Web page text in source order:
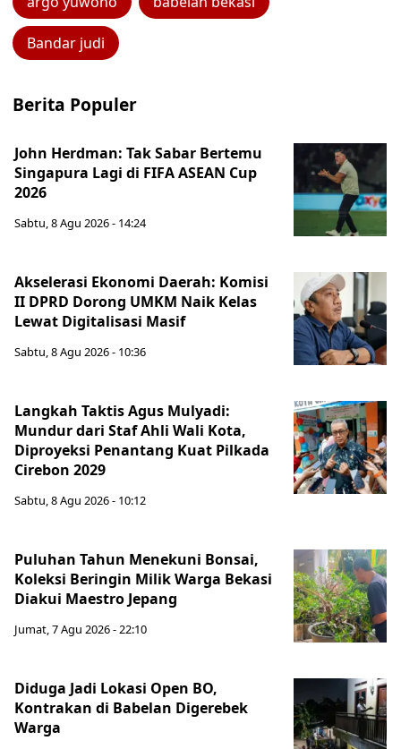
Bandar judi
Berita Populer
John Herdman: Tak Sabar Bertemu
Singapura Lagi di FIFA ASEAN Cup
2026
Sabtu, 8 Agu 2026 - 14:24
Akselerasi Ekonomi Daerah: Komisi
II DPRD Dorong UMKM Naik Kelas
Lewat Digitalisasi Masif
Sabtu, 8 Agu 2026 - 10:36
Langkah Taktis Agus Mulyadi:
Mundur dari Staf Ahli Wali Kota,
Diproyeksi Penantang Kuat Pilkada
Cirebon 2029
Sabtu, 8 Agu 2026 - 10:12
Puluhan Tahun Menekuni Bonsai,
Koleksi Beringin Milik Warga Bekasi
Diakui Maestro Jepang
Jumat, 7 Agu 2026 - 22:10
Diduga Jadi Lokasi Open BO,
Kontrakan di Babelan Digerebek
Warga